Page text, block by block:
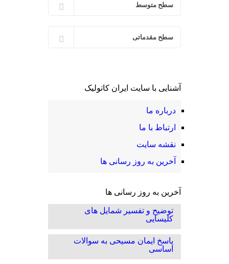
سطح متوسط
سطح مقدماتی
آشنایی با سایت ایران کاتولیک
درباره ما
ارتباط با ما
نقشه سایت
آخرین به روز رسانی ها
آخرین به روز رسانی ها
توضیح و تفسیر شمایل های
کلیسایی
پاسخ ایمان مسیحی به سوالات
اساسی